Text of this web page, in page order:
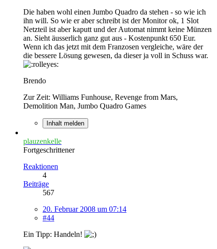
Die haben wohl einen Jumbo Quadro da stehen - so wie ich
ihn will. So wie er aber schreibt ist der Monitor ok, 1 Slot
Netzteil ist aber kaputt und der Automat nimmt keine Münzen
an. Sieht äusserlich ganz gut aus - Kostenpunkt 650 Eur.
Wenn ich das jetzt mit dem Franzosen vergleiche, wäre der
die bessere Lösung gewesen, da dieser ja voll in Schuss war.
Brendo
Zur Zeit: Williams Funhouse, Revenge from Mars,
Demolition Man, Jumbo Quadro Games
Inhalt melden
plauzenkelle
Fortgeschrittener
Reaktionen
4
Beiträge
567
20. Februar 2008 um 07:14
#44
Ein Tipp: Handeln!